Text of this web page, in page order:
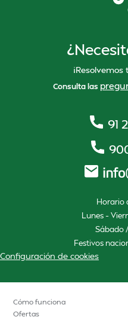
Consulta las
91
Horario
Lunes –
Sábado
Festivos
Configuración de cookies
Cómo funciona
Ofertas